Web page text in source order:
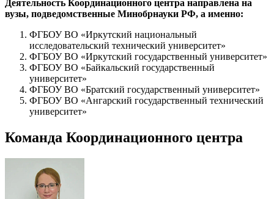
Деятельность Координационного центра направлена на
вузы, подведомственные Минобрнауки РФ, а именно:
ФГБОУ ВО «Иркутский национальный
исследовательский технический университет»
ФГБОУ ВО «Иркутский государственный университет»
ФГБОУ ВО «Байкальский государственный
университет»
ФГБОУ ВО «Братский государственный университет»
ФГБОУ ВО «Ангарский государственный технический
университет»
Команда Координационного центра